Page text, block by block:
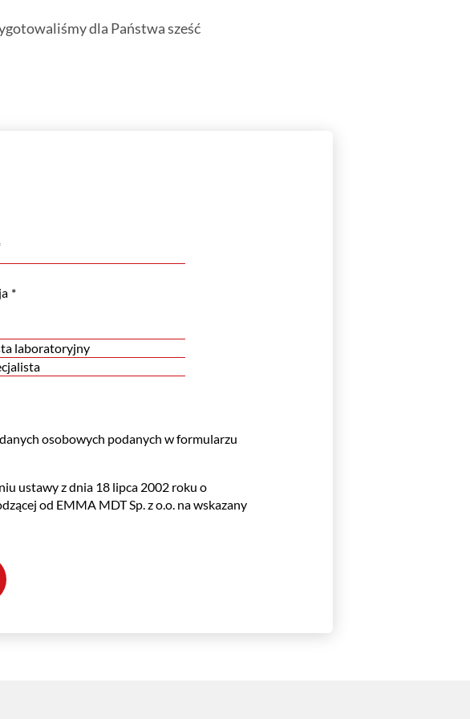
dla Państwa sześć
laboratoryjny
osobowych podanych w formularzu
ustawy z dnia 18 lipca 2002 roku o
od EMMA MDT Sp. z o.o. na wskazany